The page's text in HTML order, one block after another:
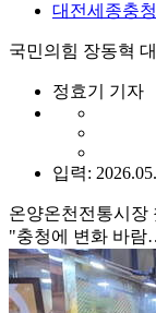
대전세종충청
국민의힘 장동혁
정효기 기자
입력:
온양온천전통시장
"충청에 변화 바